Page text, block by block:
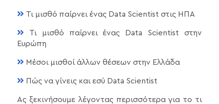
Τι μισθό παίρνει ένας Data Scientist στις ΗΠΑ
Τι μισθό παίρνει ένας Data Scientist στην
Ευρώπη
Μέσοι μισθοί άλλων θέσεων στην Ελλάδα
Πώς να γίνεις και εσύ Data Scientist
Ας ξεκινήσουμε λέγοντας περισσότερα για το τι